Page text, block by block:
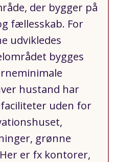
der bygger på
fællesskab. For
udvikledes
bygges
hustand har
uden for
grønne
er fx kontorer,